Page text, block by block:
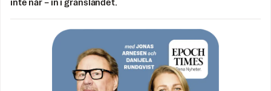
inte når – in i gränslandet.